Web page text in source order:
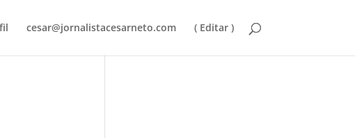
cesar@jornalistacesarneto.com ( Editar )